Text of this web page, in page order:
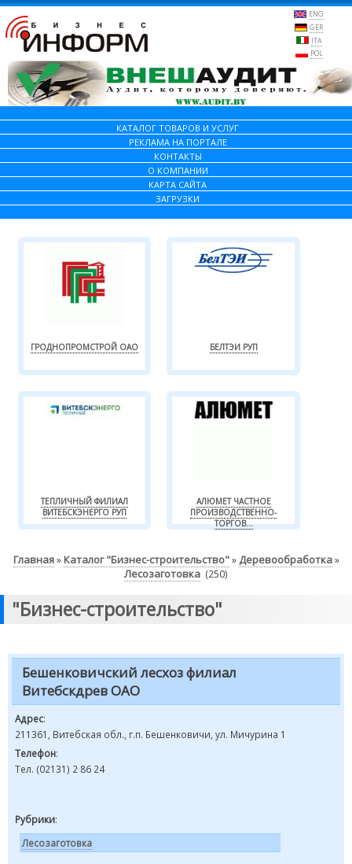
ENG
GER
ITA
POL
КАТАЛОГ ТОВАРОВ И УСЛУГ
РЕКЛАМА НА ПОРТАЛЕ
КОНТАКТЫ
О КОМПАНИИ
КАРТА САЙТА
ЗАГРУЗКИ
ГРОДНОПРОМСТРОЙ ОАО БЕЛТЭИ РУП
ТЕПЛИЧНЫЙ ФИЛИАЛ
ВИТЕБСКЭНЕРГО РУП
АЛЮМЕТ ЧАСТНОЕ
ПРОИЗВОДСТВЕННО-
ТОРГОВ...
Главная» Каталог "Бизнес-строительство"» Деревообработка»
Лесозаготовка (250)
"Бизнес-строительство"
Бешенковичский лесхоз филиал
Витебскдрев ОАО
Адрес:
211361, Витебская обл., г.п. Бешенковичи, ул. Мичурина 1
Телефон:
Тел. (02131) 2 86 24
Рубрики:
Лесозаготовка